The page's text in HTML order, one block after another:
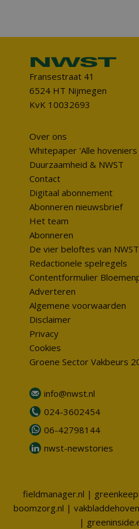
Fransestraat 41
6524 HT Nijmegen
KvK 10032693
Over ons
Whitepaper 'Alle hoveniers
Duurzaamheid & NWST
Contact
Digitaal abonnement
Abonneren nieuwsbrief
Het team
Abonneren
De vier beloftes van NWST
Redactionele spelregels
Contentformulier
Adverteren
Algemene voorwaarden
Disclaimer
Privacy
Cookies
Groene Sector Vakbeurs
info@nwst.nl
024-3602454
06-42798144
nwst-newstories
fieldmanager.nl |
boomzorg.nl |
|